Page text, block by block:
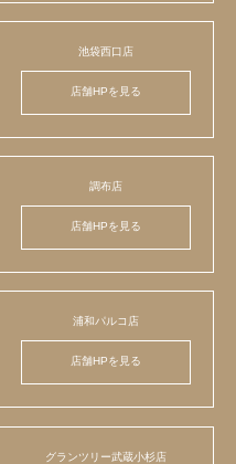
池袋西口店
店舗HPを見る
調布店
店舗HPを見る
浦和パルコ店
店舗HPを見る
グランツリー武蔵小杉店